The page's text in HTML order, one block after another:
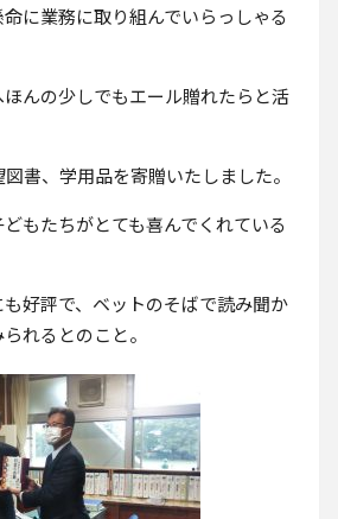
に業務に取り組んでいらっしゃる
んの少しでもエール贈れたらと活
書、学用品を寄贈いたしました。
もたちがとても喜んでくれている
好評で、ベットのそばで読み聞か
れるとのこと。